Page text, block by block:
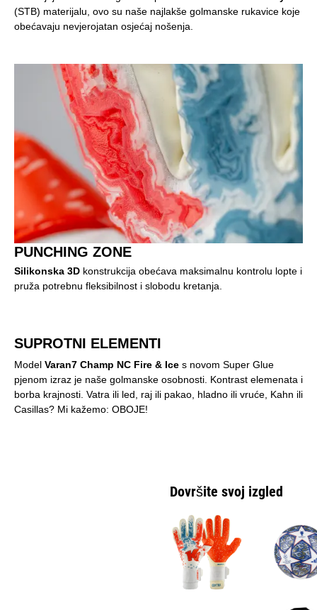
(STB) materijalu, ovo su naše najlakše golmanske rukavice koje
obećavaju nevjerojatan osjećaj nošenja.
PUNCHING ZONE
Silikonska 3D konstrukcija obećava maksimalnu kontrolu lopte i
pruža potrebnu fleksibilnost i slobodu kretanja.
SUPROTNI ELEMENTI
Model Varan7 Champ NC Fire & Ice s novom Super Glue
pjenom izraz je naše golmanske osobnosti. Kontrast elemenata i
borba krajnosti. Vatra ili led, raj ili pakao, hladno ili vruće, Kahn ili
Casillas? Mi kažemo: OBOJE!
Dovršite svoj izgled